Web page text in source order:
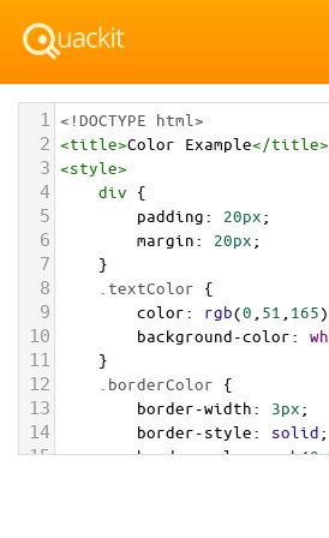
1 <!DOCTYPE html>
2 <title>Color Example</title>
3 <style>
4 div {
5 padding: 20px;
6 margin: 20px;
7 }
8 .textColor {
9 color: rgb(0 51 165
10 background-color:
11 }
12 .borderColor {
13 border-width: 3px;
14 border-style: solid;
15 border-color: rgb(0,